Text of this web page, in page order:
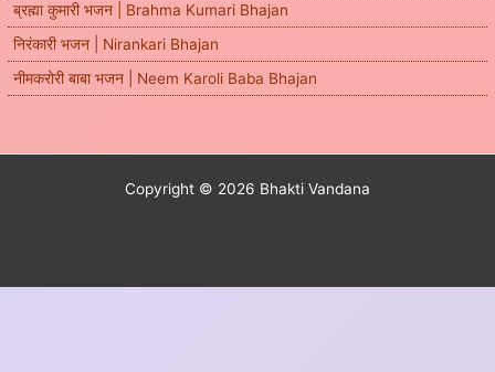
ब्रह्मा कुमारी भजन | Brahma Kumari Bhajan
निरंकारी भजन | Nirankari Bhajan
नीमकरोरी बाबा भजन | Neem Karoli Baba Bhajan
Copyright © 2026 Bhakti Vandana